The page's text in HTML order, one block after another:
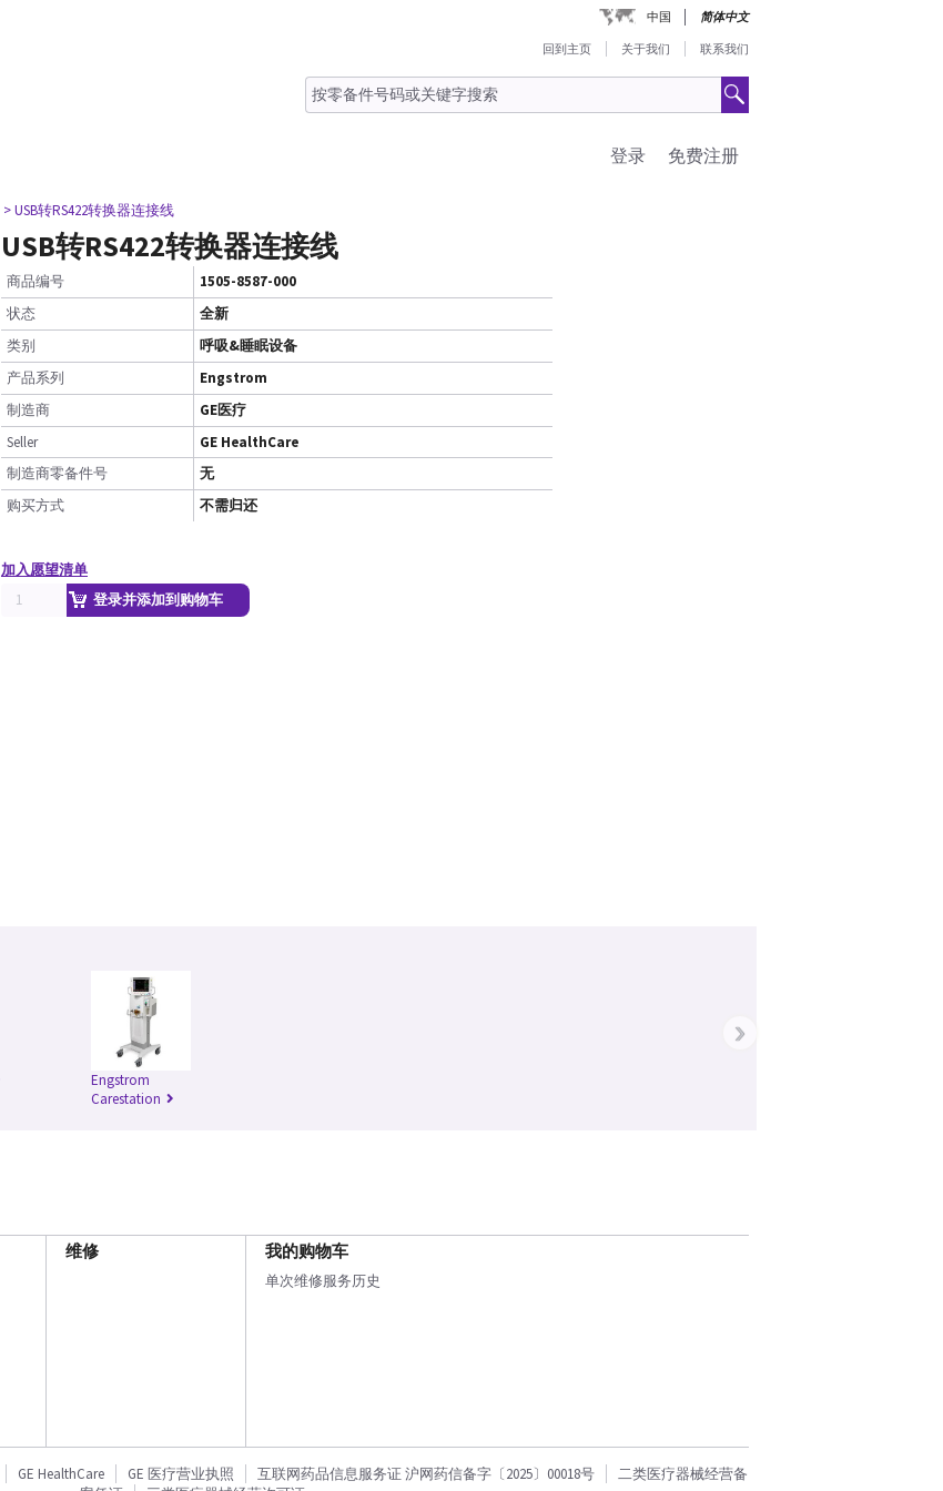
中国 简体中文
回到主页 关于我们 联系我们
免费注册
登录
> USB转RS422转换器连接线
USB转RS422转换器连接线
商品编号
1505-8587-000
状态
全新
类别
呼吸&睡眠设备
产品系列
Engstrom
制造商
GE医疗
Seller
GE HealthCare
制造商零备件号
无
购买方式
不需归还
加入愿望清单
登录并添加到购物车
Engstrom
Carestation
›
维修 我的购物车
单次维修服务历史
GE HealthCare GE 医疗营业执照 互联网药品信息服务证 沪网药信备字〔2025〕00018号
二类医疗器械经营备